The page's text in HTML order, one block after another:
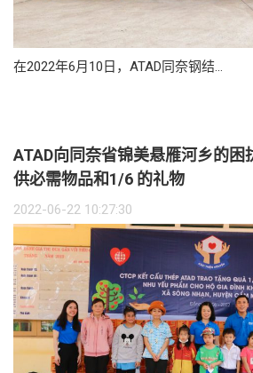
在2022年6月10日，ATAD同奈钢结…
ATAD向同奈省锦美悬雁河乡的困
供必需物品和1/6 的礼物
2022-06-22 10:27:30